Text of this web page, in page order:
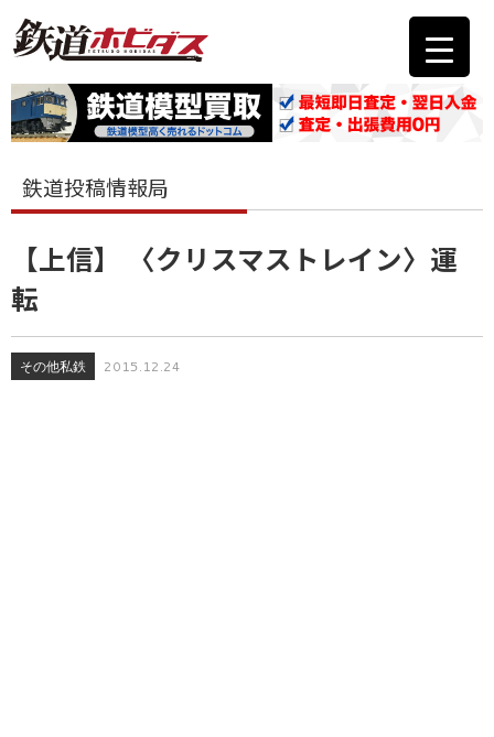
鉄道投稿情報局
【上信】 〈クリスマストレイン〉運
転
その他私鉄 2015.12.24